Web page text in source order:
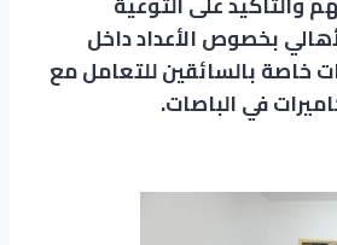
بخصوص الأعداد داخل
خاصة بالسائقين للتعامل مع
في الباصات.